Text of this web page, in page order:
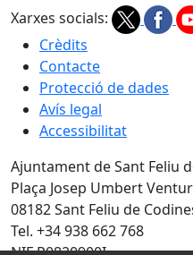
Xarxes socials:
Crèdits
Contacte
Protecció de dades
Avís legal
Accessibilitat
Ajuntament de Sant Feliu
Plaça Josep Umbert
08182 Sant Feliu de
Tel. +34 938 662 768